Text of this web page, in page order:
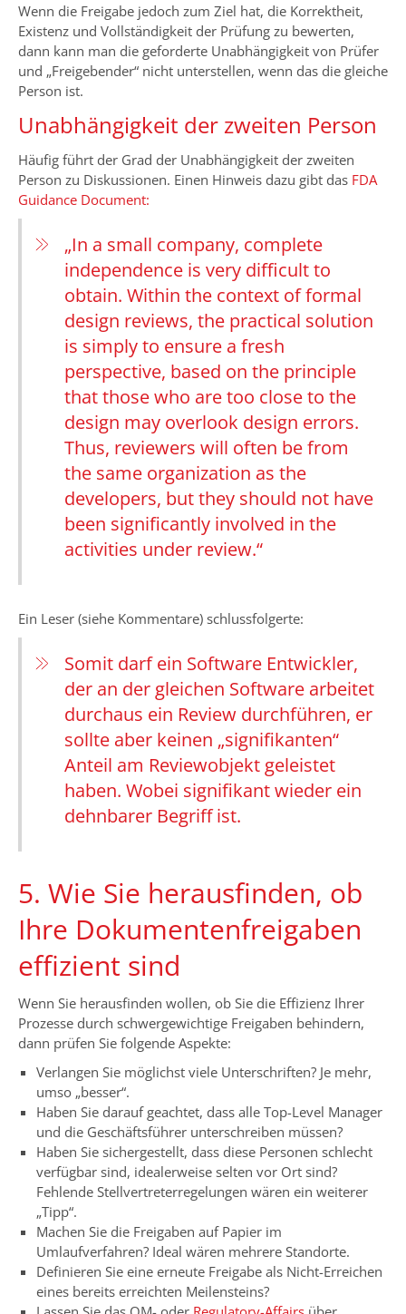
Wenn die Freigabe jedoch zum Ziel hat, die Korrektheit,
Existenz und Vollständigkeit der Prüfung zu bewerten,
dann kann man die geforderte Unabhängigkeit von Prüfer
und „Freigebender“ nicht unterstellen, wenn das die gleiche
Person ist.
Unabhängigkeit der zweiten Person
Häufig führt der Grad der Unabhängigkeit der zweiten
Person zu Diskussionen. Einen Hinweis dazu gibt das FDA
Guidance Document:
„In a small company, complete
independence is very difficult to
obtain. Within the context of formal
design reviews, the practical solution
is simply to ensure a fresh
perspective, based on the principle
that those who are too close to the
design may overlook design errors.
Thus, reviewers will often be from
the same organization as the
developers, but they should not have
been significantly involved in the
activities under review.“
Ein Leser (siehe Kommentare) schlussfolgerte:
Somit darf ein Software Entwickler,
der an der gleichen Software arbeitet
durchaus ein Review durchführen, er
sollte aber keinen „signifikanten“
Anteil am Reviewobjekt geleistet
haben. Wobei signifikant wieder ein
dehnbarer Begriff ist.
5. Wie Sie herausfinden, ob
Ihre Dokumentenfreigaben
effizient sind
Wenn Sie herausfinden wollen, ob Sie die Effizienz Ihrer
Prozesse durch schwergewichtige Freigaben behindern,
dann prüfen Sie folgende Aspekte:
Verlangen Sie möglichst viele Unterschriften? Je mehr,
umso „besser“.
Haben Sie darauf geachtet, dass alle Top-Level Manager
und die Geschäftsführer unterschreiben müssen?
Haben Sie sichergestellt, dass diese Personen schlecht
verfügbar sind, idealerweise selten vor Ort sind?
Fehlende Stellvertreterregelungen wären ein weiterer
„Tipp“.
Machen Sie die Freigaben auf Papier im
Umlaufverfahren? Ideal wären mehrere Standorte.
Definieren Sie eine erneute Freigabe als Nicht-Erreichen
eines bereits erreichten Meilensteins?